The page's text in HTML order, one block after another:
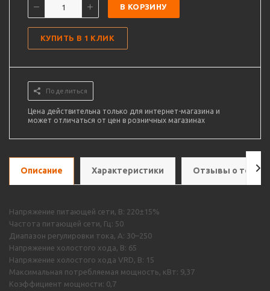
В КОРЗИНУ
КУПИТЬ В 1 КЛИК
Поделиться
Цена действительна только для интернет-магазина и
может отличаться от цен в розничных магазинах
Описание Характеристики Отзывы о
Напряжение питающей сети, В: 220±15%
Частота питающей сети, Гц: 50
Диапазон регулировки тока, А: 30–250
Напряжение холостого хода, В: 65
Напряжение холостого хода VRD, В: 15
Максимальная потребляемая мощность, кВт: 9,37
Коэффициент мощности: 0,7